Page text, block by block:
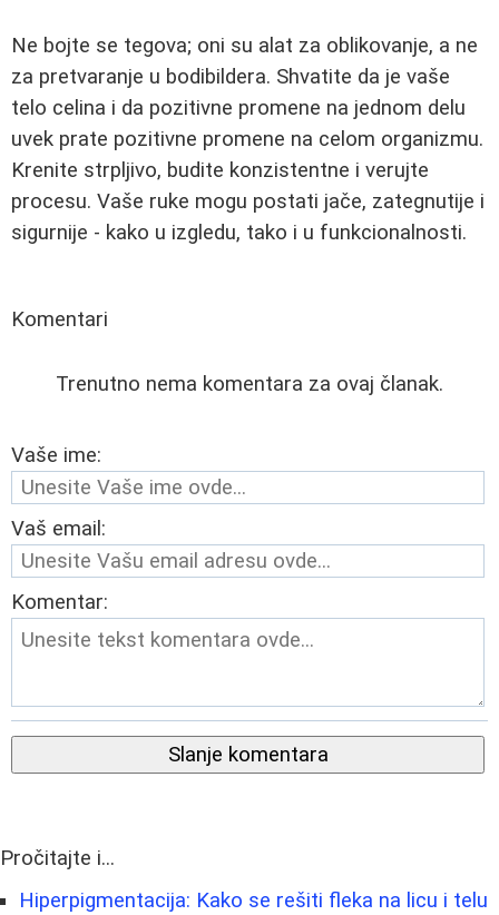
Ne bojte se tegova; oni su alat za oblikovanje, a ne
za pretvaranje u bodibildera. Shvatite da je vaše
telo celina i da pozitivne promene na jednom delu
uvek prate pozitivne promene na celom organizmu.
Krenite strpljivo, budite konzistentne i verujte
procesu. Vaše ruke mogu postati jače, zategnutije i
sigurnije - kako u izgledu, tako i u funkcionalnosti.
Komentari
Trenutno nema komentara za ovaj članak.
Vaše ime:
Vaš email:
Komentar:
Slanje komentara
Pročitajte i...
Hiperpigmentacija: Kako se rešiti fleka na licu i telu